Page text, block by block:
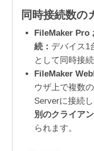
同時接続数の
FileMaker Pro
続： デバイス1
として同時接
FileMaker
ウザ上で複数
Serverに接続し
別のクライア
られます。